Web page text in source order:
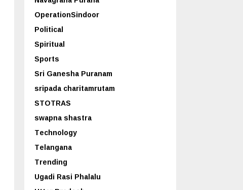
OperationSindoor
Political
Spiritual
Sports
Sri Ganesha Puranam
sripada charitamrutam
STOTRAS
swapna shastra
Technology
Telangana
Trending
Ugadi Rasi Phalalu